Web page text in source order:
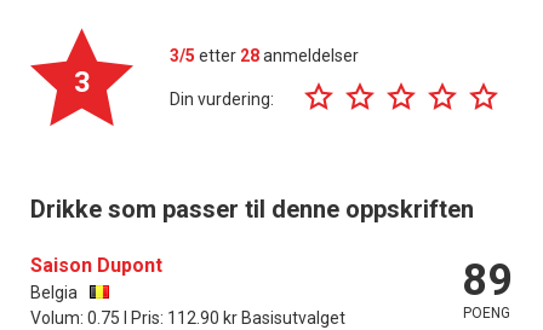
3
3/5 etter 28anmeldelser
Din vurdering:
Drikke som passer til denne oppskriften
Saison Dupont
Belgia
Volum: 0.75 l Pris: 112.90 kr Basisutvalget
89
POENG